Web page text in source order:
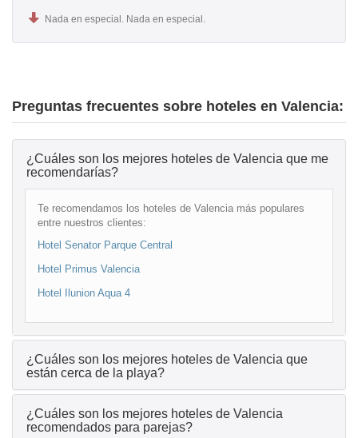
Nada en especial. Nada en especial.
Preguntas frecuentes sobre hoteles en Valencia:
¿Cuáles son los mejores hoteles de Valencia que me
recomendarías?
Te recomendamos los hoteles de Valencia más populares
entre nuestros clientes:
Hotel Senator Parque Central
Hotel Primus Valencia
Hotel Ilunion Aqua 4
¿Cuáles son los mejores hoteles de Valencia que
están cerca de la playa?
¿Cuáles son los mejores hoteles de Valencia
recomendados para parejas?